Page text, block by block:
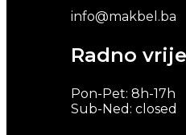
info@makbel.ba
Radno
Pon-Pet: 8h-17h
Sub-Ned: closed